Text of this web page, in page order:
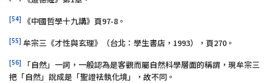
[54] 《中國哲學十九講》頁97-8。
[55] 牟宗三《才性與玄理》（台北：學生書店，1993），頁270。
[56]
「自然」一詞，一般認為是客觀而屬自然科學層面的稱謂，現牟宗三
把「自然」說成是「聖證袪執化境」，故不同。